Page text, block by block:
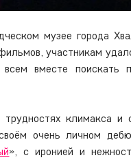
музее города
участникам
вместе поискать
климакса и
очень личном
», с иронией и